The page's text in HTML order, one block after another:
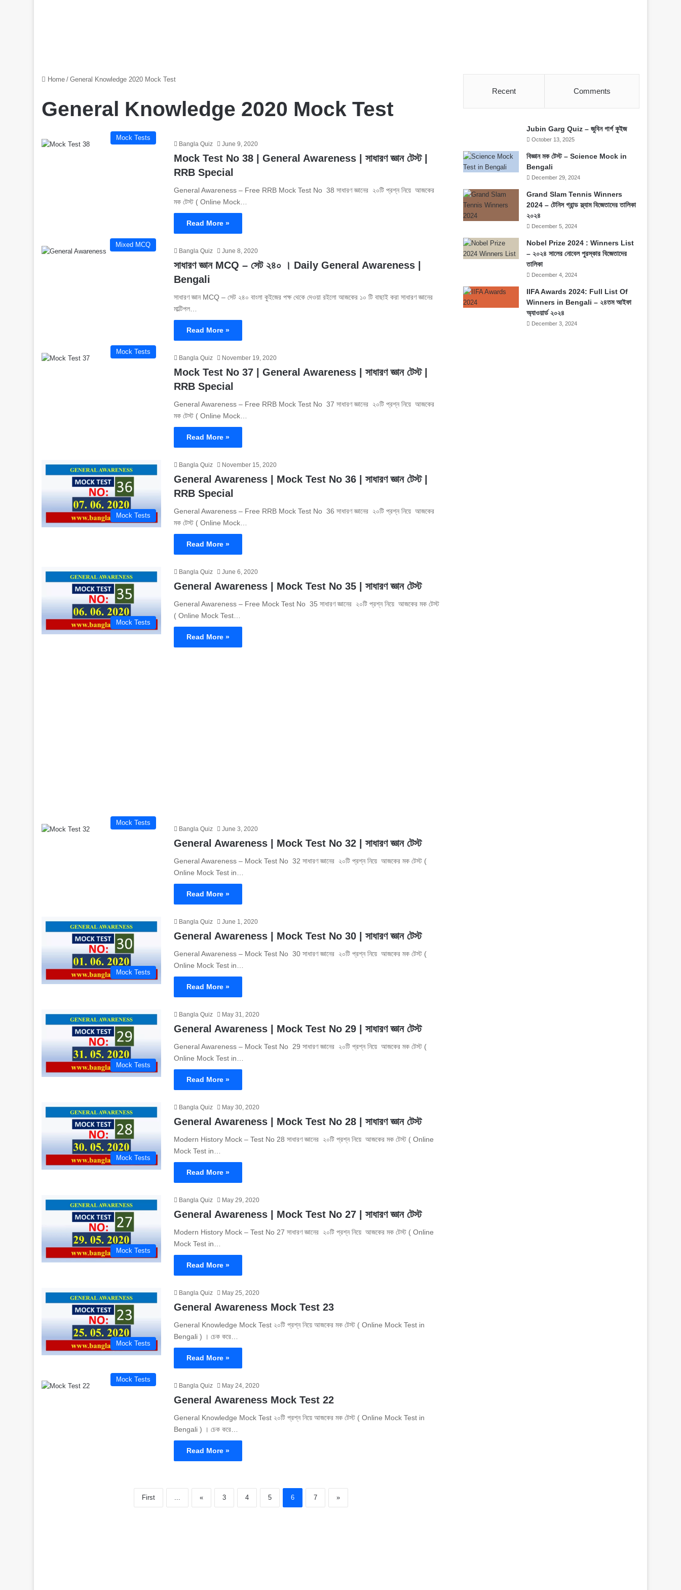
Home / General Knowledge 2020 Mock Test
General Knowledge 2020 Mock Test
Mock Tests
Bangla Quiz June 9, 2020
Mock Test No 38 | General Awareness | সাধারণ জ্ঞান টেস্ট |
RRB Special
General Awareness – Free RRB Mock Test No 38 সাধারণ জ্ঞানের ২০টি প্রশ্ন নিয়ে আজকের
মক টেস্ট ( Online Mock…
Read More »
Mixed MCQ
Bangla Quiz June 8, 2020
সাধারণ জ্ঞান MCQ – সেট ২৪০ । Daily General Awareness |
Bengali
সাধারণ জ্ঞান MCQ – সেট ২৪০ বাংলা কুইজের পক্ষ থেকে দেওয়া রইলো আজকের ১০ টি বাছাই করা সাধারণ জ্ঞানের
মাল্টিপল…
Read More »
Mock Tests
Bangla Quiz November 19, 2020
Mock Test No 37 | General Awareness | সাধারণ জ্ঞান টেস্ট |
RRB Special
General Awareness – Free RRB Mock Test No 37 সাধারণ জ্ঞানের ২০টি প্রশ্ন নিয়ে আজকের
মক টেস্ট ( Online Mock…
Read More »
Mock Tests
Bangla Quiz November 15, 2020
General Awareness | Mock Test No 36 | সাধারণ জ্ঞান টেস্ট |
RRB Special
General Awareness – Free RRB Mock Test No 36 সাধারণ জ্ঞানের ২০টি প্রশ্ন নিয়ে আজকের
মক টেস্ট ( Online Mock…
Read More »
Mock Tests
Bangla Quiz June 6, 2020
General Awareness | Mock Test No 35 | সাধারণ জ্ঞান টেস্ট
General Awareness – Free Mock Test No 35 সাধারণ জ্ঞানের ২০টি প্রশ্ন নিয়ে আজকের মক টেস্ট
( Online Mock Test…
Read More »
Mock Tests
Bangla Quiz June 3, 2020
General Awareness | Mock Test No 32 | সাধারণ জ্ঞান টেস্ট
General Awareness – Mock Test No 32 সাধারণ জ্ঞানের ২০টি প্রশ্ন নিয়ে আজকের মক টেস্ট (
Online Mock Test in…
Read More »
Mock Tests
Bangla Quiz June 1, 2020
General Awareness | Mock Test No 30 | সাধারণ জ্ঞান টেস্ট
General Awareness – Mock Test No 30 সাধারণ জ্ঞানের ২০টি প্রশ্ন নিয়ে আজকের মক টেস্ট (
Online Mock Test in…
Read More »
Mock Tests
Bangla Quiz May 31, 2020
General Awareness | Mock Test No 29 | সাধারণ জ্ঞান টেস্ট
General Awareness – Mock Test No 29 সাধারণ জ্ঞানের ২০টি প্রশ্ন নিয়ে আজকের মক টেস্ট (
Online Mock Test in…
Read More »
Mock Tests
Bangla Quiz May 30, 2020
General Awareness | Mock Test No 28 | সাধারণ জ্ঞান টেস্ট
Modern History Mock – Test No 28 সাধারণ জ্ঞানের ২০টি প্রশ্ন নিয়ে আজকের মক টেস্ট ( Online
Mock Test in…
Read More »
Mock Tests
Bangla Quiz May 29, 2020
General Awareness | Mock Test No 27 | সাধারণ জ্ঞান টেস্ট
Modern History Mock – Test No 27 সাধারণ জ্ঞানের ২০টি প্রশ্ন নিয়ে আজকের মক টেস্ট ( Online
Mock Test in…
Read More »
Mock Tests
Bangla Quiz May 25, 2020
General Awareness Mock Test 23
General Knowledge Mock Test ২০টি প্রশ্ন নিয়ে আজকের মক টেস্ট ( Online Mock Test in
Bengali ) । চেক করে…
Read More »
Mock Tests
Bangla Quiz May 24, 2020
General Awareness Mock Test 22
General Knowledge Mock Test ২০টি প্রশ্ন নিয়ে আজকের মক টেস্ট ( Online Mock Test in
Bengali ) । চেক করে…
Read More »
First ... « 3 4 5 6 7 »
Recent Comments
Jubin Garg Quiz – জুবিন গার্গ কুইজ
October 13, 2025
বিজ্ঞান মক টেস্ট – Science Mock in
Bengali
December 29, 2024
Grand Slam Tennis Winners
2024 – টেনিস গ্রান্ড স্ল্যাম বিজেতাদের তালিকা
২০২৪
December 5, 2024
Nobel Prize 2024 : Winners List
– ২০২৪ সালের নোবেল পুরস্কার বিজেতাদের
তালিকা
December 4, 2024
IIFA Awards 2024: Full List Of
Winners in Bengali – ২৪তম আইফা
অ্যাওয়ার্ড ২০২৪
December 3, 2024